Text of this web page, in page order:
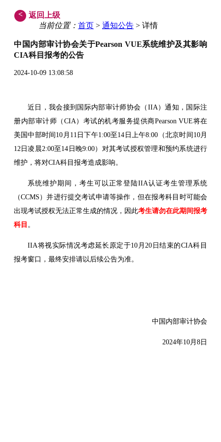
<
返回上级
当前位置： 首页 > 通知公告 > 详情
中国内部审计协会关于Pearson VUE系统维护及其影响
CIA科目报考的公告
2024-10-09 13:08:58
近日，我会接到国际内部审计师协会（IIA）通知，国际注
册内部审计师（CIA）考试的机考服务提供商Pearson VUE将在
美国中部时间10月11日下午1:00至14日上午8:00（北京时间10月
12日凌晨2:00至14日晚9:00）对其考试授权管理和预约系统进行
维护，将对CIA科目报考造成影响。
系统维护期间，考生可以正常登陆IIA认证考生管理系统
（CCMS）并进行提交考试申请等操作，但在报考科目时可能会
出现考试授权无法正常生成的情况，因此考生请勿在此期间报考
科目 。
IIA将视实际情况考虑延长原定于10月20日结束的CIA科目
报考窗口，最终安排请以后续公告为准。
中国内部审计协会
2024年10月8日